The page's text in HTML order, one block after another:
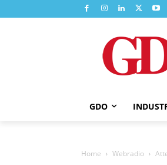
GDO
Home Webradio